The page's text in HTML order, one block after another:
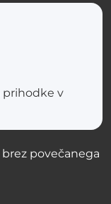
prihodke v
povečanega